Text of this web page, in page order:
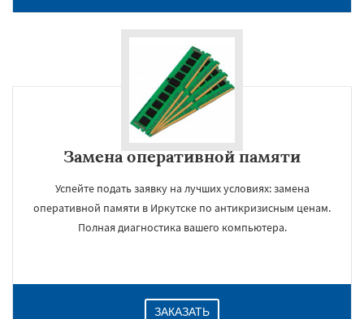
Замена оперативной памяти
Успейте подать заявку на лучших условиях: замена
оперативной памяти в Иркутске по антикризисным ценам.
Полная диагностика вашего компьютера.
ЗАКАЗАТЬ
×